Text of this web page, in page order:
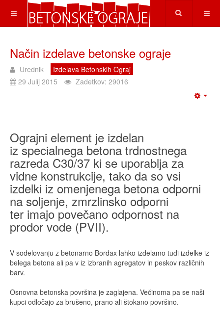
Način izdelave betonske ograje
Urednik
Izdelava Betonskih Ograj
29 Julij 2015
Zadetkov: 29016
Ograjni element je izdelan
iz specialnega betona trdnostnega
razreda C30/37 ki se uporablja za
vidne konstrukcije, tako da so vsi
izdelki iz omenjenega betona odporni
na soljenje, zmrzlinsko odporni
ter imajo povečano odpornost na
prodor vode (PVII).
V sodelovanju z betonarno Bordax lahko izdelamo tudi izdelke iz
belega betona ali pa v iz izbranih agregatov in peskov različnih
barv.
Osnovna betonska površina je zaglajena. Večinoma pa se naši
kupci odločajo za brušeno, prano ali štokano površino.